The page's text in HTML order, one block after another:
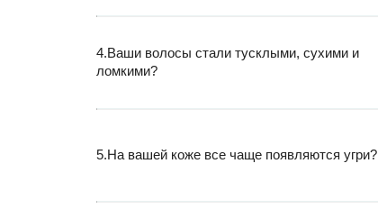
4.Ваши волосы стали тусклыми, сухими и
ломкими?
5.На вашей коже все чаще появляются угри?